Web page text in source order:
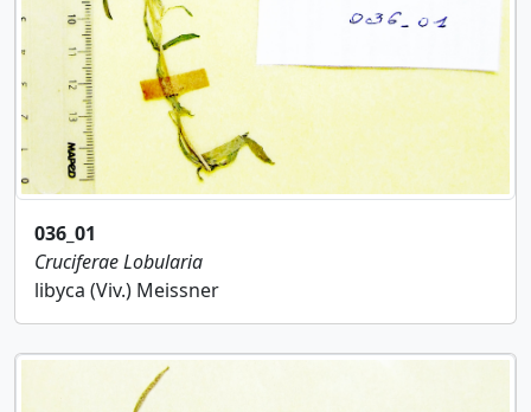
036_01
CruciferaeLobularia
libyca (Viv.) Meissner